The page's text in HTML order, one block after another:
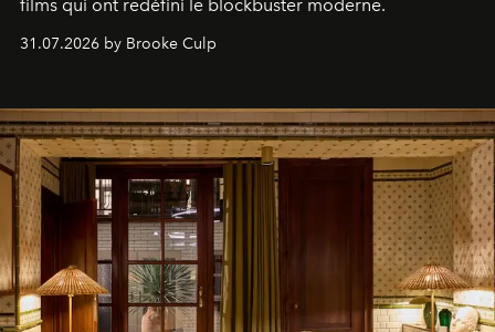
films qui ont redéfini le blockbuster moderne.
31.07.2026 by Brooke Culp